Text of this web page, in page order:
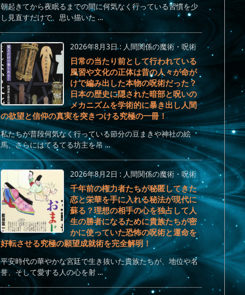
朝起きてから夜眠るまでの間に何気なく行っている習慣を少
し見直すだけで、思い描いた ...
2026年8月3日: 人間関係の魔術・呪術
日常の当たり前として行われている
風習や文化の正体は昔の人々が命が
けで編み出した本物の呪術だった？
日本の歴史に隠された暗部と呪いの
メカニズムを学術的に暴き出し人間
の欲望と信仰の真実を突きつける究極の一冊！
私たちが普段何気なく行っている節分の豆まきや神社の絵
馬、さらにはてるてる坊主を吊 ...
2026年8月2日 : 人間関係の魔術・呪術
千年前の権力者たちが秘匿してきた
恋と栄華を手に入れる秘法が現代に
蘇る？理想の相手の心を独占して人
生の勝者になるために貴族たちが密
かに使っていた恐怖の呪術と運命を
好転させる究極の願望成就術を完全解明！
平安時代の華やかな宮廷で生き抜いた貴族たちが、地位や名
誉、そして愛する人の心を射 ...